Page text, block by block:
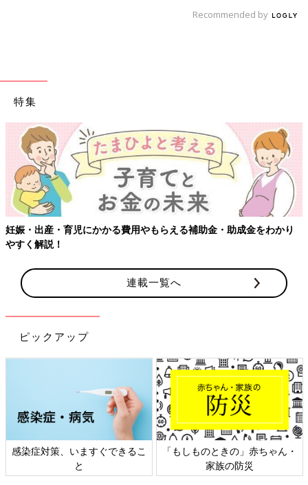
Recommended by
特集
【ワクチン接種できるものも】妊婦の感染症対策、知っておいて！
連載一覧へ
ピックアップ
日本外来小児科学会リーフレッ
ト検討会
六星占術 細木かおりさんの人生
相談